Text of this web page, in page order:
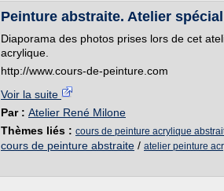
Peinture abstraite. Atelier
Diaporama des photos prises lors de cet
acrylique.
http://www.cours-de-peinture.com
Voir la suite
Par : Atelier René Milone
Thèmes liés : cours de peinture acrylique
cours de peinture abstraite / atelier peinture